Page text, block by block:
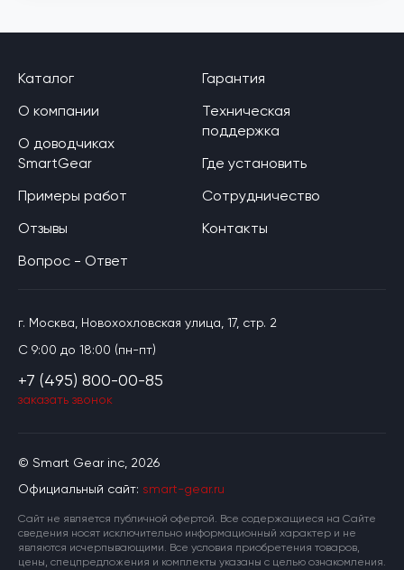
© Smart Gear inc, 2026
Официальный сайт: smart-gear.ru
Cайт не является публичной офертой. Все содержащиеся на Сайте
сведения носят исключительно информационный характер и не
являются исчерпывающими. Все условия приобретения товаров,
цены, спецпредложения и комплекты указаны с целью ознакомления.
Каталог
О компании
О доводчиках
SmartGear
Примеры работ
Отзывы
Вопрос - Ответ
Гарантия
Техническая
поддержка
Где установить
Сотрудничество
Контакты
г. Москва, Новохохловская улица, 17, стр. 2
C 9:00 до 18:00 (пн-пт)
+7 (495) 800-00-85
заказать звонок